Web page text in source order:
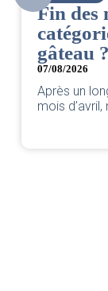
Fin des
gâteau ?
07/08/2026
Après un
mois